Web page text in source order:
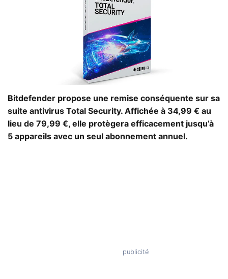
Bitdefender propose une remise conséquente sur sa
suite antivirus Total Security. Affichée à 34,99 € au
lieu de 79,99 €, elle protègera efficacement jusqu’à
5 appareils avec un seul abonnement annuel.